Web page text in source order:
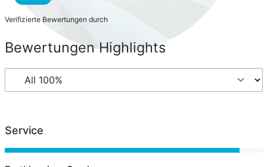
Verifizierte Bewertungen durch
Bewertungen Highlights
Service